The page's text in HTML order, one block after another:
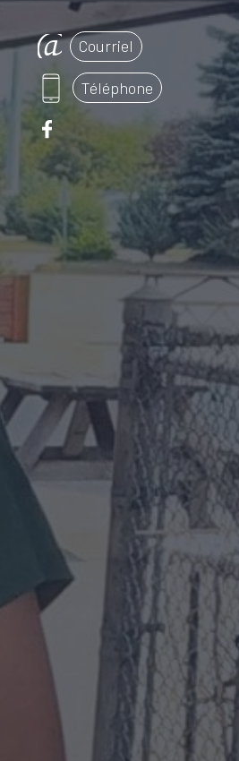
Courriel
Téléphone